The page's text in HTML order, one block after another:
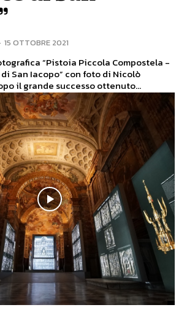
15 OTTOBRE 2021
“Pistoia Piccola Compostela -
San Iacopo” con foto di Nicolò
il grande successo ottenuto...